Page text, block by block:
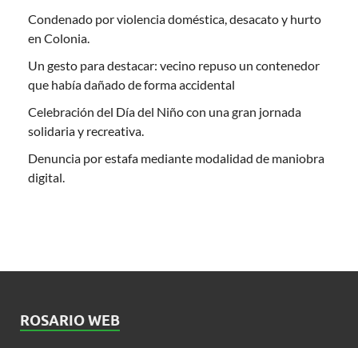
Condenado por violencia doméstica, desacato y hurto
en Colonia.
Un gesto para destacar: vecino repuso un contenedor
que había dañado de forma accidental
Celebración del Día del Niño con una gran jornada
solidaria y recreativa.
Denuncia por estafa mediante modalidad de maniobra
digital.
ROSARIO WEB